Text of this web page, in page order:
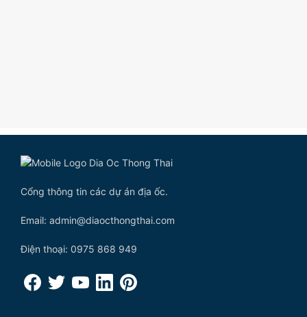
Cổng thông tin các dự án địa ốc.
Email: admin@diaocthongthai.com
Điện thoại: 0975 868 949